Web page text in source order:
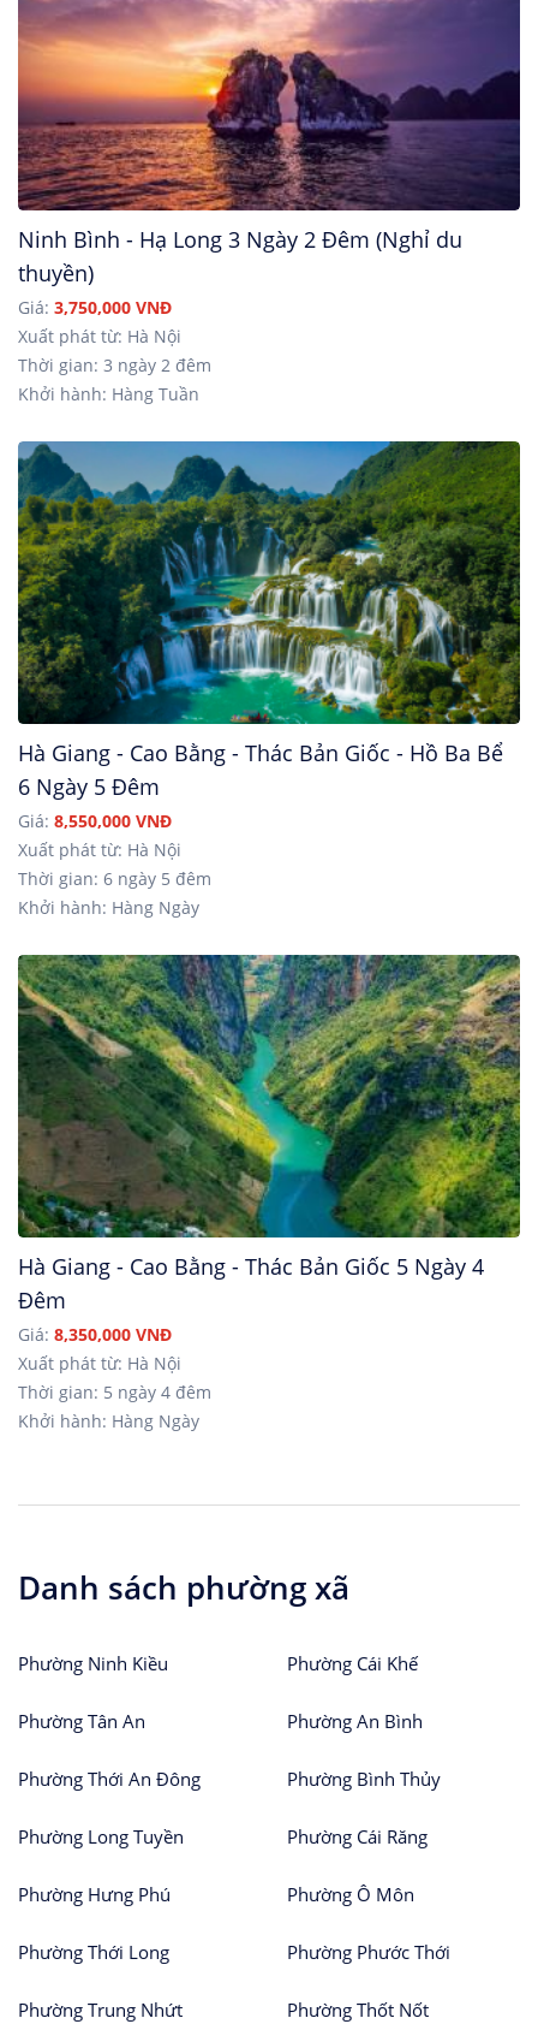
Ninh Bình - Hạ Long 3 Ngày 2 Đêm (Nghỉ du
thuyền)
Giá: 3,750,000 VNĐ
Xuất phát từ: Hà Nội
Thời gian: 3 ngày 2 đêm
Khởi hành: Hàng Tuần
Hà Giang - Cao Bằng - Thác Bản Giốc - Hồ Ba Bể
6 Ngày 5 Đêm
Giá: 8,550,000 VNĐ
Xuất phát từ: Hà Nội
Thời gian: 6 ngày 5 đêm
Khởi hành: Hàng Ngày
Hà Giang - Cao Bằng - Thác Bản Giốc 5 Ngày 4
Đêm
Giá: 8,350,000 VNĐ
Xuất phát từ: Hà Nội
Thời gian: 5 ngày 4 đêm
Khởi hành: Hàng Ngày
Danh sách phường xã
Phường Ninh Kiều Phường Cái Khế
Phường Tân An Phường An Bình
Phường Thới An Đông Phường Bình Thủy
Phường Long Tuyền Phường Cái Răng
Phường Hưng Phú Phường Ô Môn
Phường Thới Long Phường Phước Thới
Phường Trung Nhứt Phường Thốt Nốt